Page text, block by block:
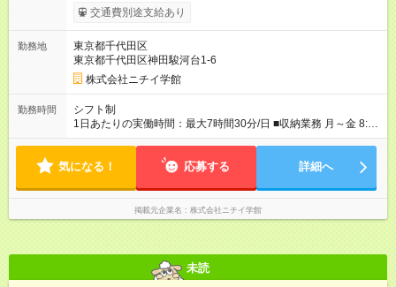
与あり 年2回（業績による 初年度1回） ★キャリアアップ制度
あり 進級により給与がアップします！ 【試用期間】試用期間あ
す。
交通費別途支給あり
勤務地
東京都千代田区
東京都千代田区神田駿河台1-6
株式会社ニチイ学館
勤務時間
シフト制
1日あたりの実働時間：最大7時間30分/日 ■収納業務 月～金 8:10
～16:40（休憩60分） 8:20～16:50（休憩60分） 8:50～
13:50（休憩なし） 9:10～14:40（休憩なし） ※上記時間帯や曜
気になる！ 応募する 詳細へ
掲載元企業名 株式会社ニチイ学館
未読